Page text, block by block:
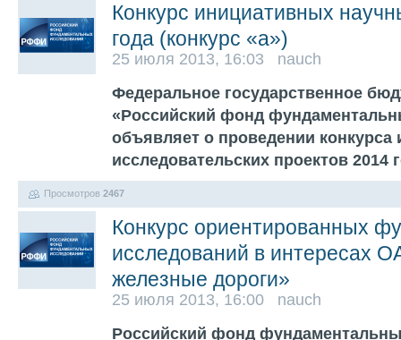
Конкурс инициативных
года (конкурс «а»)
25 июля 2013, 16:03 nauch
Федеральное государственное
«Российский фонд
объявляет о проведении
исследовательских проектов 2014
Просмотров 2467
Конкурс ориентированных
исследований в интересах
железные дороги»
25 июля 2013, 16:00 nauch
Российский фонд